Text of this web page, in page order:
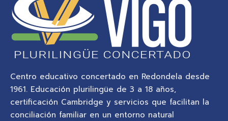
Centro educativo concertado en Redondela desde
1961. Educación plurilingüe de 3 a 18 años,
certificación Cambridge y servicios que facilitan la
conciliación familiar en un entorno natural